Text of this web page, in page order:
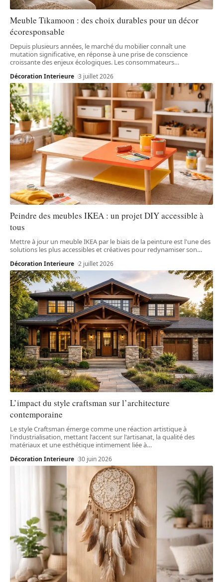
Meuble Tikamoon : des choix durables pour un décor
écoresponsable
Depuis plusieurs années, le marché du mobilier connaît une
mutation significative, en réponse à une prise de conscience
croissante des enjeux écologiques. Les consommateurs…
Décoration Interieure 3 juillet 2026
Peindre des meubles IKEA : un projet DIY accessible à
tous
Mettre à jour un meuble IKEA par le biais de la peinture est l'une des
solutions les plus accessibles et créatives pour redynamiser son…
Décoration Interieure 2 juillet 2026
L’impact du style craftsman sur l’architecture
contemporaine
Le style Craftsman émerge comme une réaction artistique à
l'industrialisation, mettant l'accent sur l'artisanat, la qualité des
matériaux et une esthétique intimement liée à…
Décoration Interieure 30 juin 2026